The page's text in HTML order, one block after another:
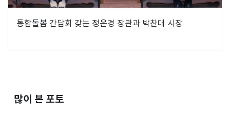
통합돌봄 간담회 갖는 정은경 장관과 박찬대 시장
많이 본 포토